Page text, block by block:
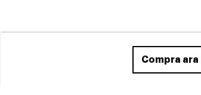
Compra ara